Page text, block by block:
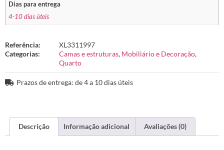
Dias para entrega
4-10 dias úteis
Referência:
XL3311997
Categorias:
Camas e estruturas, Mobiliário e Decoração,
Quarto
Prazos de entrega: de 4 a 10 dias úteis
Descrição Informação adicional Avaliações (0)